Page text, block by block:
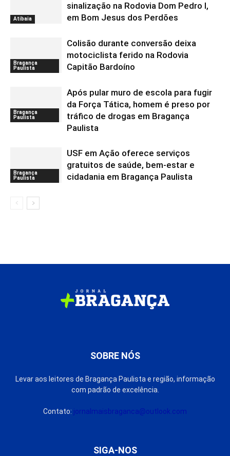
Atibaia
sinalização na Rodovia Dom Pedro I,
em Bom Jesus dos Perdões
Bragança
Paulista
Colisão durante conversão deixa
motociclista ferido na Rodovia
Capitão Bardoíno
Bragança
Paulista
Após pular muro de escola para fugir
da Força Tática, homem é preso por
tráfico de drogas em Bragança
Paulista
Bragança
Paulista
USF em Ação oferece serviços
gratuitos de saúde, bem-estar e
cidadania em Bragança Paulista
SOBRE NÓS
Levar aos leitores de Bragança Paulista e região, informação
com padrão de excelência.
Contato: jornalmaisbraganca@outlook.com
SIGA-NOS